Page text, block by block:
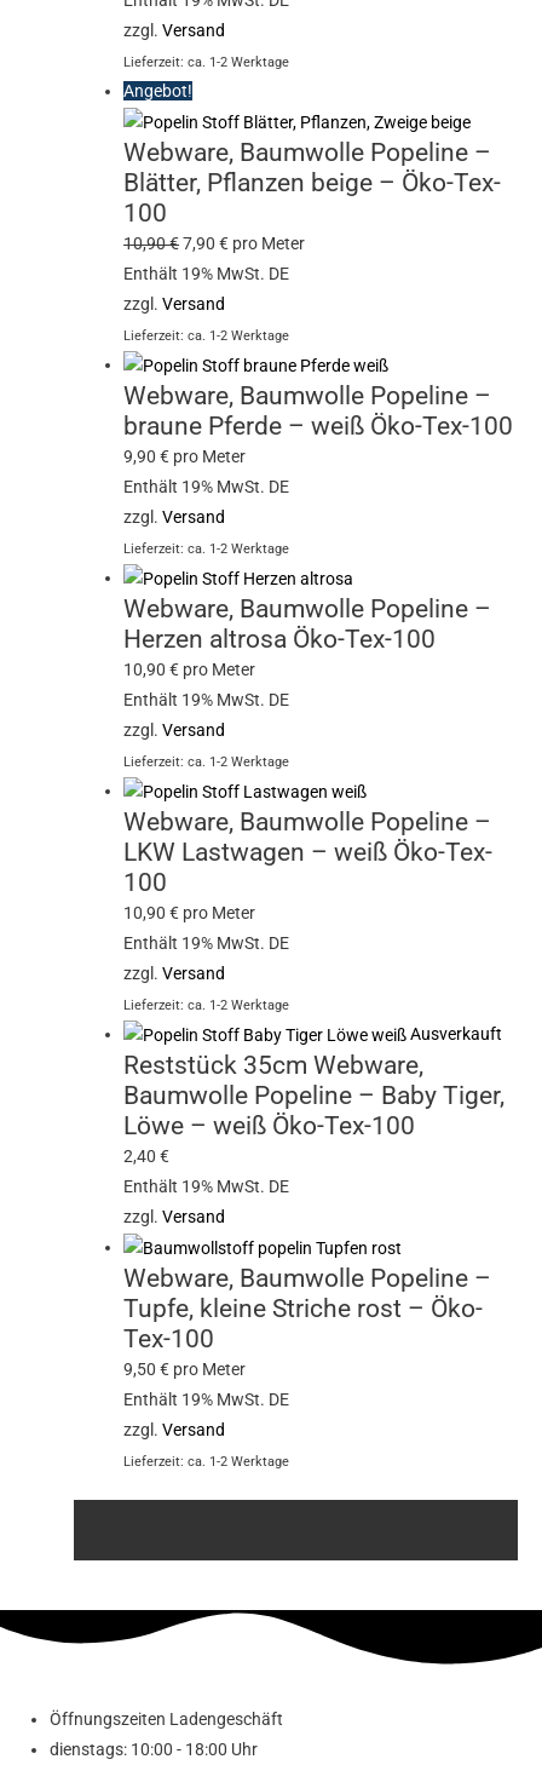
zzgl.Versand
Lieferzeit: ca. 1-2 Werktage
Angebot!
Webware, Baumwolle Popeline –
Blätter, Pflanzen beige – Öko-Tex-
100
10,90€7,90€ pro Meter
Enthält 19% MwSt. DE
zzgl.Versand
Lieferzeit: ca. 1-2 Werktage
Webware, Baumwolle Popeline –
braune Pferde – weiß Öko-Tex-100
9,90€ pro Meter
Enthält 19% MwSt. DE
zzgl.Versand
Lieferzeit: ca. 1-2 Werktage
Webware, Baumwolle Popeline –
Herzen altrosa Öko-Tex-100
10,90€ pro Meter
Enthält 19% MwSt. DE
zzgl.Versand
Lieferzeit: ca. 1-2 Werktage
Webware, Baumwolle Popeline –
LKW Lastwagen – weiß Öko-Tex-
100
10,90€ pro Meter
Enthält 19% MwSt. DE
zzgl.Versand
Lieferzeit: ca. 1-2 Werktage
Ausverkauft
Reststück 35cm Webware,
Baumwolle Popeline – Baby Tiger,
Löwe – weiß Öko-Tex-100
2,40€
Enthält 19% MwSt. DE
zzgl.Versand
Webware, Baumwolle Popeline –
Tupfe, kleine Striche rost – Öko-
Tex-100
9,50€ pro Meter
Enthält 19% MwSt. DE
zzgl.Versand
Lieferzeit: ca. 1-2 Werktage
Öffnungszeiten Ladengeschäft
dienstags: 10:00 - 18:00 Uhr